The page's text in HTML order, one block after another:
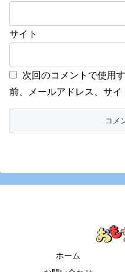
サイト
次回のコメントで使用
前、メールアドレス、サイ
ホーム